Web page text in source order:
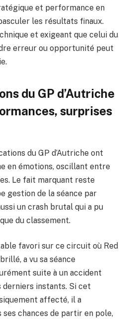
et performance en
les résultats finaux.
et exigeant que celui du
erreur ou opportunité peut
du GP d’Autriche
surprises
du GP d’Autriche ont
en émotions, oscillant entre
Le fait marquant reste
gestion de la séance par
un crash brutal qui a pu
du classement.
favori sur ce circuit où Red
a vu sa séance
suite à un accident
derniers instants. Si cet
affecté, il a
chances de partir en pole,